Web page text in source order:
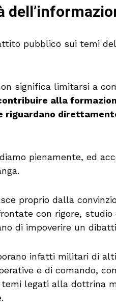
pubblico sui temi
significa limitarsi a
alla
riguardano
pienamente, ed
proprio dalla
con rigore, studio
di impoverire un
infatti militari di
e di comando,
legati alla dottrina